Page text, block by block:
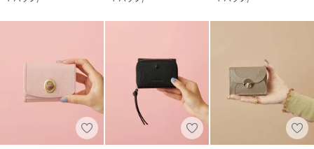
レディース